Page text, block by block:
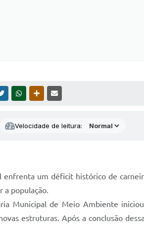
TWITTERWHATSAPPOUTRAS MÍDIAS
Velocidade de leitura:
enfrenta um déficit histórico de
a população.
Municipal de Meio Ambiente
estruturas. Após a conclusão